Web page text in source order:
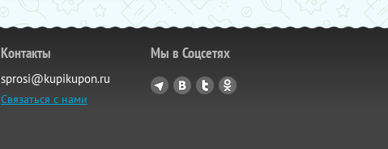
Контакты
sprosi@kupikupon.ru
Связаться с нами
Мы в Соцсетях